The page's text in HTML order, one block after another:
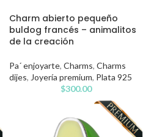
Charm abierto pequeño
buldog francés – animalitos
de la creación
Pa´ enjoyarte, Charms, Charms
dijes, Joyería premium, Plata 925
$300.00